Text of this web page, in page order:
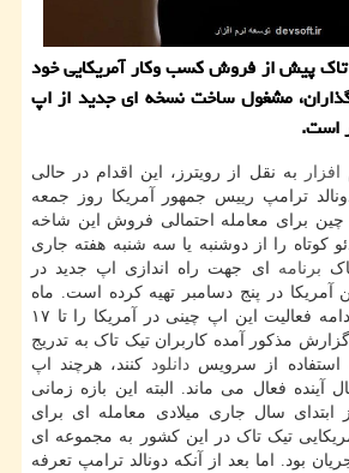
تاک پیش از فروش کسب وکار آمریکایی خود
مشغول ساخت نسخه ای جدید از اپ
است.
به نقل از رویترز، این اقدام در حالی
ترامپ رییس جمهور آمریکا روز جمعه
چین برای معامله احتمالی فروش این شاخه
کوتاه را از دوشنبه یا سه شنبه هفته جاری
برنامه ای جهت راه اندازی اپ جدید در
آمریکا در پنج دسامبر تهیه کرده است. ماه
گذشته ترامپ مهلت ادامه فعالیت این اپ چینی در آمریکا را تا ۱۷
مذکور آمده کاربران تیک تاک به تدریج
استفاده از سرویس دانلود کنند، هرچند اپ
فعال می ماند. البته این بازه زمانی
ابتدای سال جاری میلادی معامله ای برای
تیک تاک در این کشور به مجموعه ای
بود. اما بعد از آنکه دونالد ترامپ تعرفه